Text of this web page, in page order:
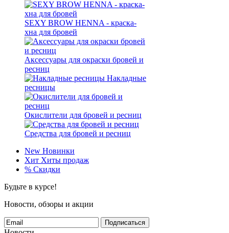
SEXY BROW HENNA - краска-
хна для бровей
Аксессуары для окраски бровей и
ресниц
Накладные
ресницы
Окислители для бровей и ресниц
Средства для бровей и ресниц
New Новинки
Хит Хиты продаж
% Скидки
Будьте в курсе!
Новости, обзоры и акции
Подписаться